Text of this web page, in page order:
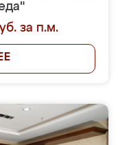
за п.м.